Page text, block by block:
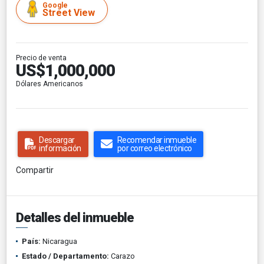
Google
Street View
Precio de venta
US$1,000,000
Dólares Americanos
Descargar
información
Recomendar inmueble
por correo electrónico
Compartir
Detalles del inmueble
País: Nicaragua
Estado / Departamento: Carazo